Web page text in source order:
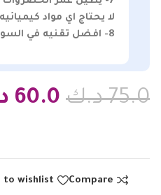
لا يحتاج اي مواد كيميائيه
8- افضل تقنيه في السوق
75.0 د.ك 60.0
Compare
to wishlist